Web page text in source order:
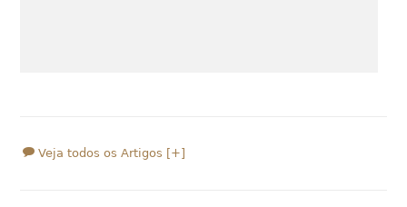
Veja todos os Artigos [+]